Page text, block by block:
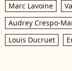
Marc Lavoine
Audrey Crespo-
Louis Ducruet